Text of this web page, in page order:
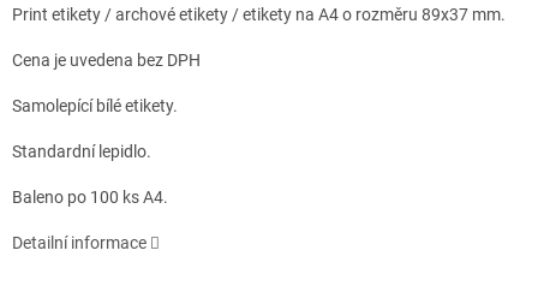
Print etikety / archové etikety / etikety na A4 o rozměru 89x37 mm.
Cena je uvedena bez DPH
Samolepící bílé etikety.
Standardní lepidlo.
Baleno po 100 ks A4.
Detailní informace